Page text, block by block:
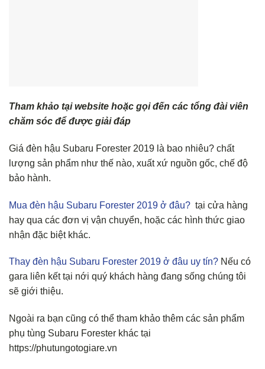
Tham khảo tại website hoặc gọi đến các tổng đài viên
chăm sóc để được giải đáp
Giá đèn hậu Subaru Forester 2019 là bao nhiêu? chất
lượng sản phẩm như thế nào, xuất xứ nguồn gốc, chế độ
bảo hành.
Mua đèn hậu Subaru Forester 2019 ở đâu? tại cửa hàng
hay qua các đơn vị vận chuyển, hoặc các hình thức giao
nhận đặc biệt khác.
Thay đèn hậu Subaru Forester 2019 ở đâu uy tín? Nếu có
gara liên kết tại nới quý khách hàng đang sống chúng tôi
sẽ giới thiệu.
Ngoài ra bạn cũng có thể tham khảo thêm các sản phẩm
phụ tùng Subaru Forester khác tại
https://phutungotogiare.vn